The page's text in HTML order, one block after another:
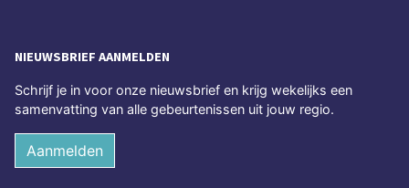
NIEUWSBRIEF AANMELDEN
Schrijf je in voor onze nieuwsbrief en krijg wekelijks een
samenvatting van alle gebeurtenissen uit jouw regio.
Aanmelden